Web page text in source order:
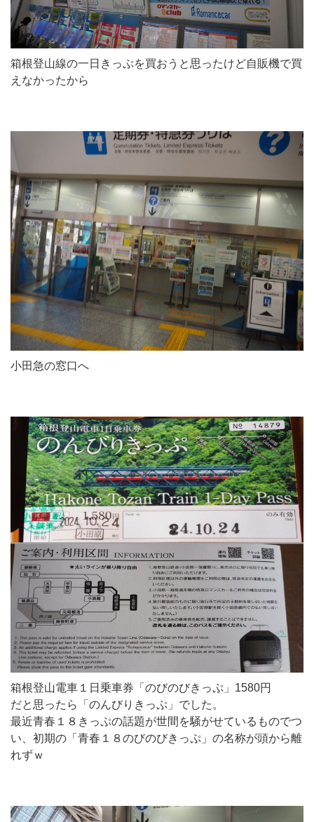
箱根登山線の一日きっぷを買おうと思ったけど自販機で買
えなかったから
小田急の窓口へ
箱根登山電車１日乗車券「のびのびきっぷ」1580円
だと思ったら「のんびりきっぷ」でした。
最近青春１８きっぷの話題が世間を騒がせているものでつ
い、初期の「青春１８のびのびきっぷ」の名称が頭から離
れずｗ